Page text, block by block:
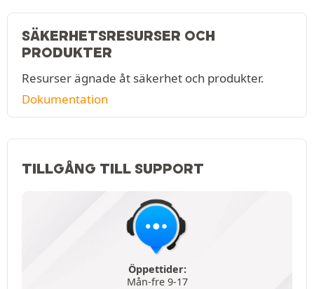
SÄKERHETSRESURSER OCH
PRODUKTER
Resurser ägnade åt säkerhet och produkter.
Dokumentation
TILLGÅNG TILL SUPPORT
Öppettider:
Mån-fre 9-17